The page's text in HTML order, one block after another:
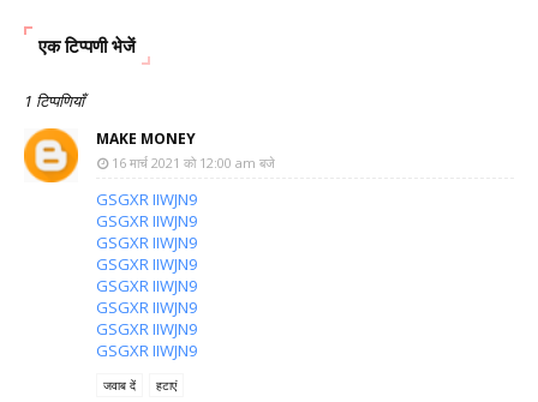
एक टिप्पणी भेजें
1 टिप्पणियाँ
MAKE MONEY
16 मार्च 2021 को 12:00 am बजे
GSGXR IIWJN9
GSGXR IIWJN9
GSGXR IIWJN9
GSGXR IIWJN9
GSGXR IIWJN9
GSGXR IIWJN9
GSGXR IIWJN9
GSGXR IIWJN9
जवाब दें हटाएं